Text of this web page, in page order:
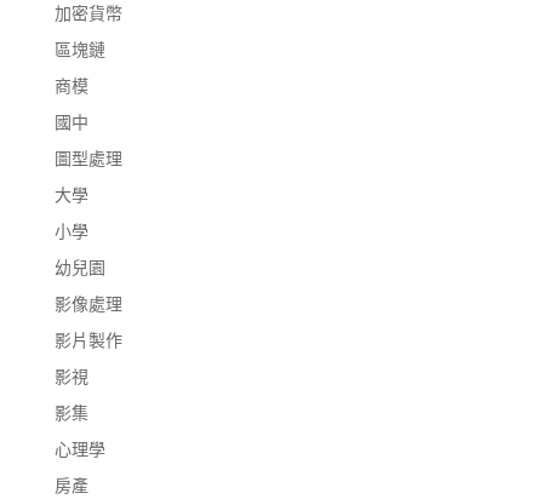
加密貨幣
區塊鏈
商模
國中
圖型處理
大學
小學
幼兒園
影像處理
影片製作
影視
影集
心理學
房產